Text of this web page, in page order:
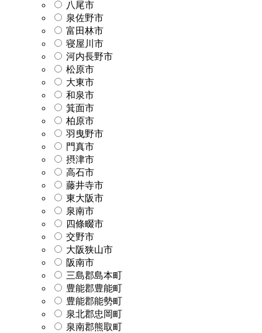
八尾市
泉佐野市
富田林市
寝屋川市
河内長野市
松原市
大東市
和泉市
箕面市
柏原市
羽曳野市
門真市
摂津市
高石市
藤井寺市
東大阪市
泉南市
四條畷市
交野市
大阪狭山市
阪南市
三島郡島本町
豊能郡豊能町
豊能郡能勢町
泉北郡忠岡町
泉南郡熊取町